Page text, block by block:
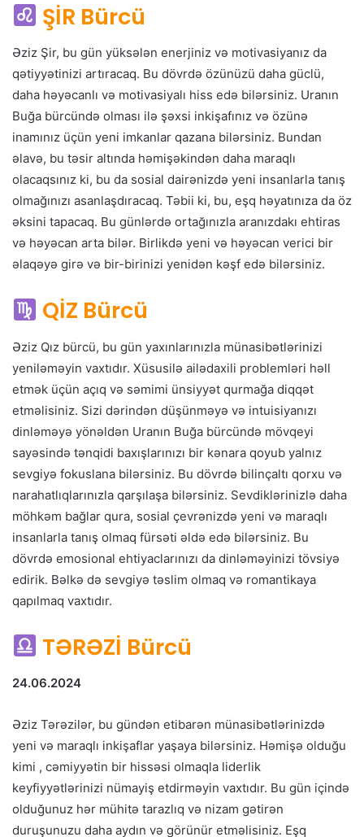
ŞİR Bürcü
Əziz Şir, bu gün yüksələn enerjiniz və motivasiyanız da
qətiyyətinizi artıracaq. Bu dövrdə özünüzü daha güclü,
daha həyəcanlı və motivasiyalı hiss edə bilərsiniz. Uranın
Buğa bürcündə olması ilə şəxsi inkişafınız və özünə
inamınız üçün yeni imkanlar qazana bilərsiniz. Bundan
əlavə, bu təsir altında həmişəkindən daha maraqlı
olacaqsınız ki, bu da sosial dairənizdə yeni insanlarla tanış
olmağınızı asanlaşdıracaq. Təbii ki, bu, eşq həyatınıza da öz
əksini tapacaq. Bu günlərdə ortağınızla aranızdakı ehtiras
və həyəcan arta bilər. Birlikdə yeni və həyəcan verici bir
əlaqəyə girə və bir-birinizi yenidən kəşf edə bilərsiniz.
QİZ Bürcü
Əziz Qız bürcü, bu gün yaxınlarınızla münasibətlərinizi
yeniləməyin vaxtıdır. Xüsusilə ailədaxili problemləri həll
etmək üçün açıq və səmimi ünsiyyət qurmağa diqqət
etməlisiniz. Sizi dərindən düşünməyə və intuisiyanızı
dinləməyə yönəldən Uranın Buğa bürcündə mövqeyi
sayəsində tənqidi baxışlarınızı bir kənara qoyub yalnız
sevgiyə fokuslana bilərsiniz. Bu dövrdə bilinçaltı qorxu və
narahatlıqlarınızla qarşılaşa bilərsiniz. Sevdiklərinizlə daha
möhkəm bağlar qura, sosial çevrənizdə yeni və maraqlı
insanlarla tanış olmaq fürsəti əldə edə bilərsiniz. Bu
dövrdə emosional ehtiyaclarınızı da dinləməyinizi tövsiyə
edirik. Bəlkə də sevgiyə təslim olmaq və romantikaya
qapılmaq vaxtıdır.
TƏRƏZİ Bürcü
24.06.2024
Əziz Tərəzilər, bu gündən etibarən münasibətlərinizdə
yeni və maraqlı inkişaflar yaşaya bilərsiniz. Həmişə olduğu
kimi , cəmiyyətin bir hissəsi olmaqla liderlik
keyfiyyətlərinizi nümayiş etdirməyin vaxtıdır. Bu gün içində
olduğunuz hər mühitə tarazlıq və nizam gətirən
duruşunuzu daha aydın və görünür etməlisiniz. Eşq